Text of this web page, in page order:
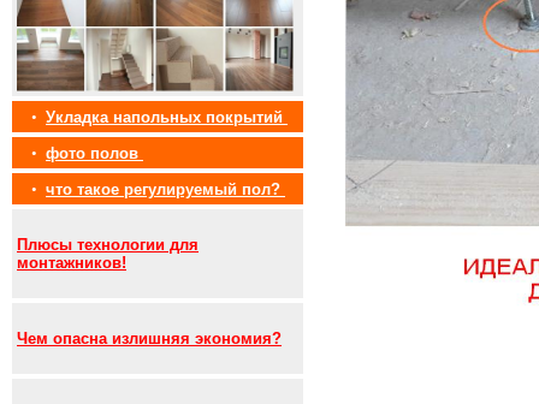
• Укладка напольных покрытий
• фото полов
• что такое регулируемый пол?
Плюсы технологии для
монтажников!
Чем опасна излишняя экономия?